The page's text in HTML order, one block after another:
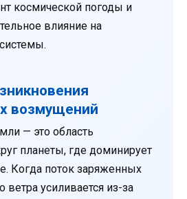
космической погоды и
влияние на
возмущений
— это область
планеты, где доминирует
Когда поток заряженных
ветра усиливается из-за